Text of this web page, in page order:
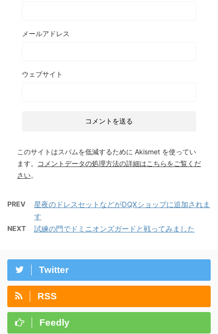
メールアドレス
ウェブサイト
このサイトはスパムを低減するために Akismet を使ってい
ます。
コメントデータの処理方法の詳細はこちらをご覧くだ
さい。
PREV
星夜のドレスセットなどがDQXショップに追加されま
す
NEXT 試練の門でドミニオンズガードと戦ってみました
Twitter
RSS
Feedly